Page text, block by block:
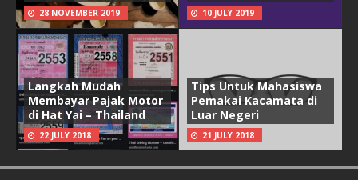
28 NOVEMBER 2019 10 JULY 2019
Langkah Mudah
Membayar Pajak Motor
di Hat Yai – Thailand
22 JULY 2018
Tips Untuk Mahasiswa
Pemakai Kacamata di
Luar Negeri
21 JULY 2018